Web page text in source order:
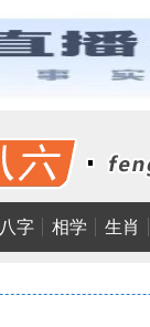
八字 相学 生肖